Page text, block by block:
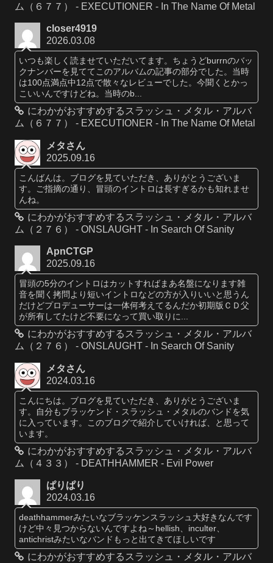
ム（６７７） - EXECUTIONER - In The Name Of Metal
closer4919
2026.03.08
いつも楽しく読ませていただいてます。ちょうどburrnのバッ
クナンバーを見ててこのアルバムの記事の部分でした。当時
は100点満点中12点で散々なレビューでした。今聞くとかっ
こいいんですけどね。当時のb...
にわかがおすすめするスラッシュ・メタル・アルバ
ム（６７７） - EXECUTIONER - In The Name Of Metal
メタさん
2025.09.16
こんばんは。ブログを見ていただき、ありがとうございま
す。ご指摘の通り、冒頭のイントロは長すぎるかも知れませ
んね。
にわかがおすすめするスラッシュ・メタル・アルバ
ム（２７６） - ONSLAUGHT - In Search Of Sanity
ApnCTGP
2025.09.16
冒頭の5分のイントロはカットすればまあ名盤になります雑
音を聞く拷問より短いイントロなどの方が入りいいと思うん
だけどプロデューサーは一体何考えてるんだか初期版ＣＤ父
が所有してたけど不要になって買い取りに...
にわかがおすすめするスラッシュ・メタル・アルバ
ム（２７６） - ONSLAUGHT - In Search Of Sanity
メタさん
2024.03.16
こんにちは。ブログを見ていただき、ありがとうございま
す。自分もブラッケンド・スラッシュ・メタルのバンドを気
に入っています。このブログで紹介していければ、と思って
います。
にわかがおすすめするスラッシュ・メタル・アルバ
ム（４３３） - DEATHHAMMER - Evil Power
ぱりぱり
2024.03.16
deathhammerみたいなブラッケンスラッシュ大好きなんです
けど中々見つからないんですよね～hellish、inculter、
antichristみたいなバンドもっと出てきてほしいです
にわかがおすすめするスラッシュ・メタル・アルバ